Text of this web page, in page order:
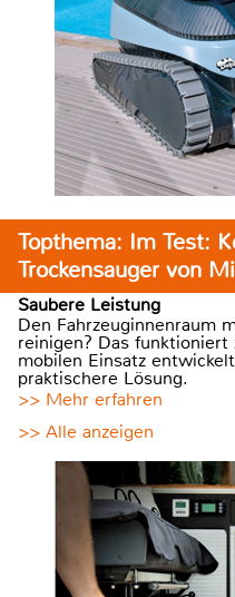
Topthema: Im Test:
Trockensauger von
Saubere Leistung
Den Fahrzeuginnenraum
reinigen? Das
mobilen Einsatz
praktischere Lösung.
>> Mehr erfahren
>> Alle anzeigen